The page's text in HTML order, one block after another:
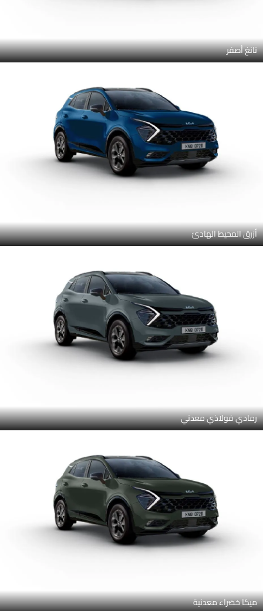
تانغ أصفر
أزرق المحيط الهادئ
رمادي فولاذي معدني
ميكا خضراء معدنية